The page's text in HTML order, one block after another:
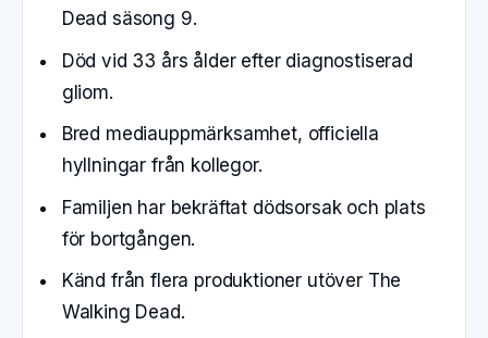
Dead säsong 9.
Död vid 33 års ålder efter diagnostiserad
gliom.
Bred mediauppmärksamhet, officiella
hyllningar från kollegor.
Familjen har bekräftat dödsorsak och plats
för bortgången.
Känd från flera produktioner utöver The
Walking Dead.